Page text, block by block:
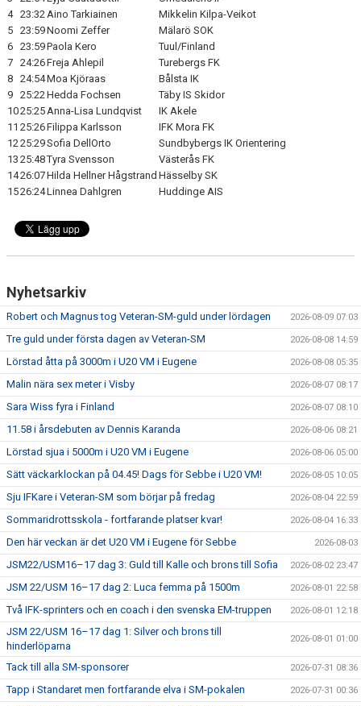
4 23:32 Aino Tarkiainen
Mikkelin Kilpa-Veikot
5 23:59Noomi Zeffer
Mälarö SOK
6 23:59Paola Kero
Tuul/Finland
7 24:26Freja Ahlepil
Turebergs FK
8 24:54Moa Kjöraas
Bålsta IK
9 25:22 Hedda Fochsen
Täby IS Skidor
1025:25 Anna-Lisa Lundqvist
IK Akele
11 25:26Filippa Karlsson
IFK Mora FK
12 25:29Sofia DellOrto
Sundbybergs IK Orientering
13 25:48Tyra Svensson
Västerås FK
1426:07Hilda Hellner Hågstrand Hässelby SK
1526:24Linnea Dahlgren Huddinge AIS
Nyhetsarkiv
Robert och Magnus tog Veteran-SM-guld under lördagen 2026-08-09 07:03
Tre guld under första dagen av Veteran-SM 2026-08-08 14:59
Lörstad åtta på 3000m i U20 VM i Eugene 2026-08-08 05:35
Malin nära sex meter i Visby 2026-08-07 08:17
Sara Wiss fyra i Finland 2026-08-07 08:10
11.58 i årsdebuten av Dennis Karanda 2026-08-06 08:21
Lörstad sjua i 5000m i U20 VM i Eugene 2026-08-06 05:00
Sätt väckarklockan på 04.45! Dags för Sebbe i U20 VM! 2026-08-05 10:05
Sju IFKare i Veteran-SM som börjar på fredag 2026-08-04 22:59
Sommaridrottsskola - fortfarande platser kvar! 2026-08-04 16:33
Den här veckan är det U20 VM i Eugene för Sebbe 2026-08-03
JSM22/USM16–17 dag 3: Guld till Kalle och brons till Sofia 2026-08-02 23:47
JSM 22/USM 16–17 dag 2: Luca femma på 1500m 2026-08-01 22:58
Två IFK-sprinters och en coach i den svenska EM-truppen 2026-08-01 12:18
JSM 22/USM 16–17 dag 1: Silver och brons till
hinderlöparna
2026-08-01 01:00
Tack till alla SM-sponsorer 2026-07-31 08:36
Tapp i Standaret men fortfarande elva i SM-pokalen 2026-07-31 00:36